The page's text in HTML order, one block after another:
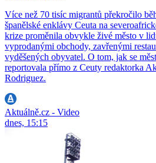
Více než 70 tisíc migrantů překročilo
španělské enklávy Ceuta na
krize proměnila obvykle živé město v
vyprodanými obchody, zavřenými
vyděšených obyvatel. O tom, jak se
reportovala přímo z Ceuty redaktorka
Rodriguez.
Aktuálně.cz - Video
dnes, 15:15